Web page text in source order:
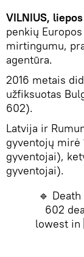
VILNIUS,
penkių
mirtingumu,
agentūra.
2016 metais
užfiksuotas
602).
Latvija ir
gyventojų mirė
gyventojai),
gyventojai).
🔹
602
lowest